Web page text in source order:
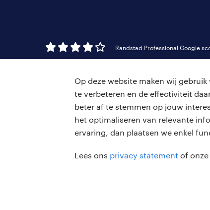
Op deze website maken wij
te verbeteren en de effectiviteit
beter af te stemmen op jouw
het optimaliseren van relevante
ervaring, dan plaatsen we enkel
Lees ons privacy statement of onze
Randstad Professional Google